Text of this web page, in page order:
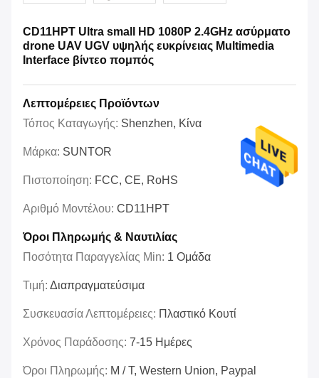
CD11HPT Ultra small HD 1080P 2.4GHz ασύρματο
drone UAV UGV υψηλής ευκρίνειας Multimedia
Interface βίντεο πομπός
Λεπτομέρειες Προϊόντων
Τόπος Καταγωγής: Shenzhen, Κίνα
Μάρκα: SUNTOR
Πιστοποίηση: FCC, CE, RoHS
Αριθμό Μοντέλου: CD11HPT
Όροι Πληρωμής & Ναυτιλίας
Ποσότητα Παραγγελίας Min: 1 Ομάδα
Τιμή: Διαπραγματεύσιμα
Συσκευασία Λεπτομέρειες: Πλαστικό Κουτί
Χρόνος Παράδοσης: 7-15 Ημέρες
Όροι Πληρωμής: Μ / Τ, Western Union, Paypal